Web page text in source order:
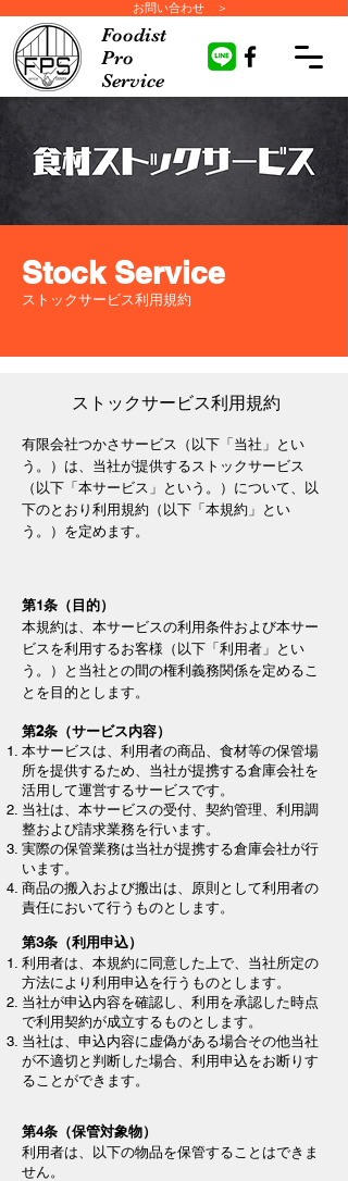
お問い合わせ ＞
Foodist
Pro
Service
Stock Service
ストックサービス利用規約
ストックサービス利用規約
有限会社つかさサービス（以下「当社」とい
う。）は、当社が提供するストックサービス
（以下「本サービス」という。）について、以
下のとおり利用規約（以下「本規約」とい
う。）を定めます。
第1条（目的）
本規約は、本サービスの利用条件および本サー
ビスを利用するお客様（以下「利用者」とい
う。）と当社との間の権利義務関係を定めるこ
とを目的とします。
第2条（サービス内容）
本サービスは、利用者の商品、食材等の保管場
所を提供するため、当社が提携する倉庫会社を
活用して運営するサービスです。
当社は、本サービスの受付、契約管理、利用調
整および請求業務を行います。
実際の保管業務は当社が提携する倉庫会社が行
います。
商品の搬入および搬出は、原則として利用者の
責任において行うものとします。
第3条（利用申込）
利用者は、本規約に同意した上で、当社所定の
方法により利用申込を行うものとします。
当社が申込内容を確認し、利用を承認した時点
で利用契約が成立するものとします。
当社は、申込内容に虚偽がある場合その他当社
が不適切と判断した場合、利用申込をお断りす
ることができます。
第4条（保管対象物）
利用者は、以下の物品を保管することはできま
せん。